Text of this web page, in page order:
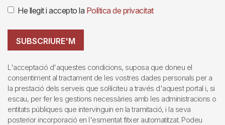
He llegit i accepto la Política de privacitat
SUBSCRIURE'M
L'acceptació d'aquestes condicions, suposa que doneu el
consentiment al tractament de les vostres dades personals per a
la prestació dels serveis que sol·liciteu a través d'aquest portal i, si
escau, per fer les gestions necessàries amb les administracions o
entitats públiques que intervinguin en la tramitació, i la seva
posterior incorporació en l'esmentat fitxer automatitzat. Podeu